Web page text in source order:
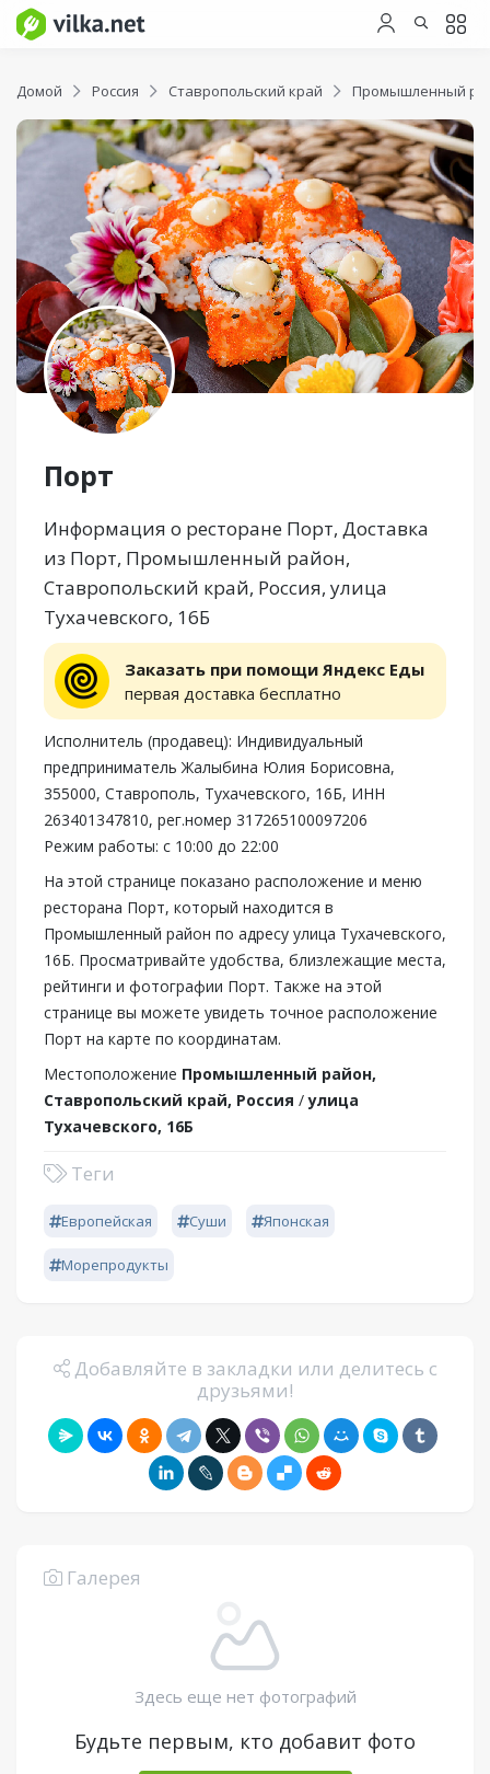
Домой Россия Ставропольский край Промышленный
Порт
Информация о ресторане Порт, Доставка
из Порт, Промышленный район,
Ставропольский край, Россия, улица
Тухачевского, 16Б
Заказать при помощи Яндекс Еды
первая доставка бесплатно
Исполнитель (продавец): Индивидуальный
предприниматель Жалыбина Юлия Борисовна,
355000, Ставрополь, Тухачевского, 16Б, ИНН
263401347810, рег.номер 317265100097206
Режим работы: с 10:00 до 22:00
На этой странице показано расположение и меню
ресторана Порт, который находится в
Промышленный район по адресу улица Тухачевского,
16Б. Просматривайте удобства, близлежащие места,
рейтинги и фотографии Порт. Также на этой
странице вы можете увидеть точное расположение
Порт на карте по координатам.
Местоположение Промышленный район,
Ставропольский край, Россия /улица
Тухачевского, 16Б
Теги
Европейская Суши Японская
Морепродукты
Добавляйте в закладки или делитесь с
друзьями!
Галерея
Здесь еще нет фотографий
Будьте первым, кто добавит фото